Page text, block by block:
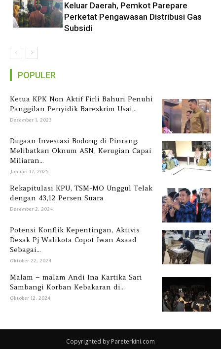
Keluar Daerah, Pemkot Parepare
Perketat Pengawasan Distribusi Gas
Subsidi
POPULER
Ketua KPK Non Aktif Firli Bahuri Penuhi
Panggilan Penyidik Bareskrim Usai...
Desember 1, 2023
Dugaan Investasi Bodong di Pinrang:
Melibatkan Oknum ASN, Kerugian Capai
Miliaran...
Januari 17, 2025
Rekapitulasi KPU, TSM-MO Unggul Telak
dengan 43,12 Persen Suara
Desember 2, 2024
Potensi Konflik Kepentingan, Aktivis
Desak Pj Walikota Copot Iwan Asaad
Sebagai...
Oktober 22, 2024
Malam – malam Andi Ina Kartika Sari
Sambangi Korban Kebakaran di...
Oktober 12, 2024
Copyrighted by Pareterkini.com